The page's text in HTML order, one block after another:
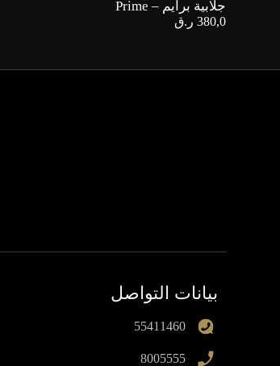
جلابية برايم – Prime
380,0 ر.ق
بيانات التواصل
55411460
8005555